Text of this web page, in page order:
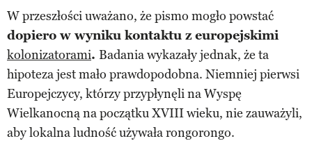
W przeszłości uważano, że pismo mogło powstać
dopiero w wyniku kontaktu z europejskimi
kolonizatorami. Badania wykazały jednak, że ta
hipoteza jest mało prawdopodobna. Niemniej pierwsi
Europejczycy, którzy przypłynęli na Wyspę
Wielkanocną na początku XVIII wieku, nie zauważyli,
aby lokalna ludność używała rongorongo.